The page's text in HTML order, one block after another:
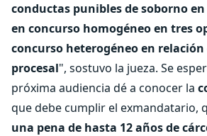
conductas punibles de soborno
en concurso homogéneo en tres
concurso heterogéneo en
procesal", sostuvo la jueza. Se
próxima audiencia dé a conocer la
que debe cumplir el exmandatario,
una pena de hasta 12 años de